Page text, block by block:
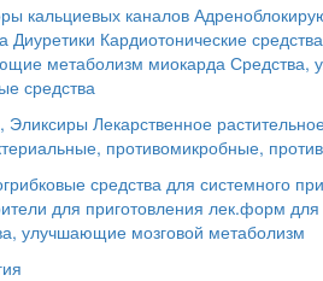
кальциевых каналов
Диуретики Кардиотонические средства
метаболизм миокарда Средства,
средства
Эликсиры Лекарственное
противомикробные,
средства для системного
для приготовления лек.форм
улучшающие мозговой метаболизм